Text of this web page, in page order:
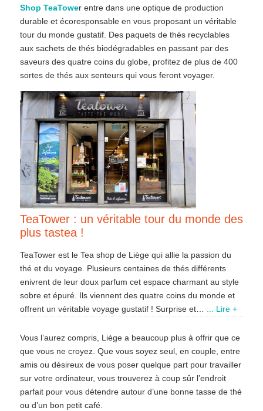
Shop TeaTower entre dans une optique de production
durable et écoresponsable en vous proposant un véritable
tour du monde gustatif. Des paquets de thés recyclables
aux sachets de thés biodégradables en passant par des
saveurs des quatre coins du globe, profitez de plus de 400
sortes de thés aux senteurs qui vous feront voyager.
TeaTower : un véritable tour du monde des
plus tastea !
TeaTower est le Tea shop de Liège qui allie la passion du
thé et du voyage. Plusieurs centaines de thés différents
enivrent de leur doux parfum cet espace charmant au style
sobre et épuré. Ils viennent des quatre coins du monde et
offrent un véritable voyage gustatif ! Surprise et… ... Lire +
Vous l’aurez compris, Liège a beaucoup plus à offrir que ce
que vous ne croyez. Que vous soyez seul, en couple, entre
amis ou désireux de vous poser quelque part pour travailler
sur votre ordinateur, vous trouverez à coup sûr l’endroit
parfait pour vous détendre autour d’une bonne tasse de thé
ou d’un bon petit café.